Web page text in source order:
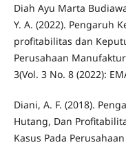
Diah Ayu Marta
Y. A. (2022). Pengaruh
profitabilitas dan
Perusahaan
3(Vol. 3 No. 8 (2022):
Diani, A. F. (2018).
Hutang, Dan
Kasus Pada